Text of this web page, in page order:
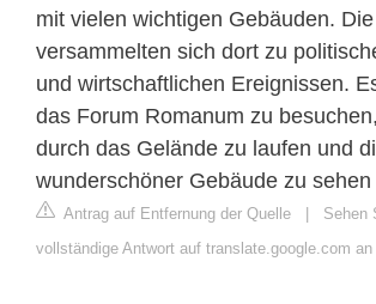
mit vielen wichtigen Gebäuden.
versammelten sich dort zu
und wirtschaftlichen Ereignissen.
das Forum Romanum zu
durch das Gelände zu laufen und
wunderschöner Gebäude zu sehen
Antrag auf Entfernung der Quelle | Sehen
vollständige Antwort auf translate.google.com an